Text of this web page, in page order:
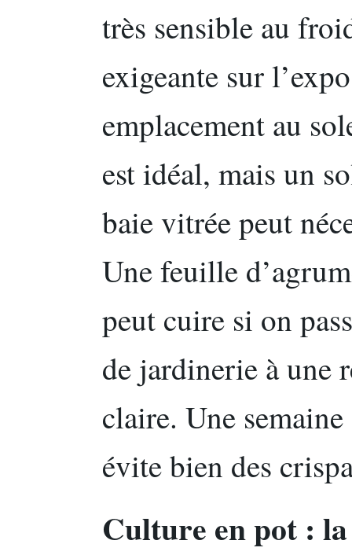
très sensible au
exigeante sur
emplacement au
est idéal, mais un
baie vitrée peut
Une feuille
peut cuire si on
de jardinerie à une
claire. Une
évite bien des
Culture en pot :